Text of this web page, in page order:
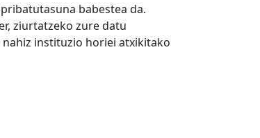
babestea da.
ziurtatzeko zure datu
instituzio horiei atxikitako